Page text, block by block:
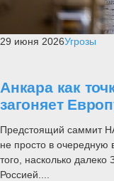
29 июня 2026Угрозы
Анкара как
загоняет
Предстоящий саммит
не просто в очередную
того, насколько далеко
Россией....